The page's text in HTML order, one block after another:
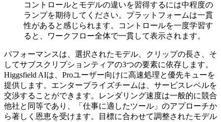
コントロールとモデルの違いを習得するには中程度の
ランプを期待してください。プラットフォームは一貫
性があると感じられます。コントロールを一度学習す
ると、ワークフロー全体で一貫して表示されます。
パフォーマンスは、選択されたモデル、クリップの長さ、そ
してサブスクリプションティアの3つの要素に依存します。
Higgsfield AIは、Proユーザー向けに高速処理と優先キューを
提供します。エンタープライズチームは、サービスレベルを
交渉することができます。レンダリング速度は一般的に競合
他社と同等であり、「仕事に適したツール」のアプローチか
ら著しく恩恵を受けます。目標に合わせて調整されたモデル